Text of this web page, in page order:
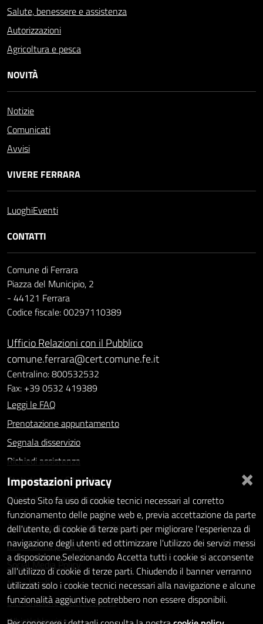
Salute, benessere e assistenza
Autorizzazioni
Agricoltura e pesca
NOVITÀ
Notizie
Comunicati
Avvisi
VIVERE FERRARA
LuoghiEventi
CONTATTI
Comune di Ferrara
Piazza del Municipio, 2
- 44121 Ferrara
Codice fiscale: 00297110389
Ufficio Relazioni con il Pubblico
comune.ferrara@cert.comune.fe.it
Centralino: 800532532
Fax: +39 0532 419389
Leggi le FAQ
Prenotazione appuntamento
Segnala disservizio
Richiedi assistenza
Statistiche dei Siti web
Intranet - accesso riservato
Amministrazione trasparente
Informativa privacy
Social Media Policy
Note legali
Dichiarazione di accessibilità
Whistleblowing
×
Impostazioni privacy
Questo Sito fa uso di cookie tecnici necessari al corretto
funzionamento delle pagine web e, previa accettazione da parte
dell'utente, di cookie di terze parti per migliorare l'esperienza di
navigazione degli utenti ed ottimizzare l'utilizzo dei servizi messi
a disposizione.Selezionando Accetta tutti i cookie si acconsente
all'utilizzo di cookie di terze parti. Chiudendo il banner verranno
utilizzati solo i cookie tecnici necessari alla navigazione e alcune
funzionalità aggiuntive potrebbero non essere disponibili.